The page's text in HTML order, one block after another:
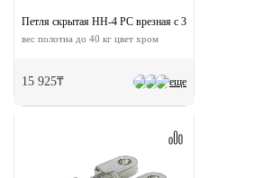
еще
Петля скрытая HH-4 PC врезная с 3D-регулировкой
вес полотна до 40 кг цвет хром
15 925₸